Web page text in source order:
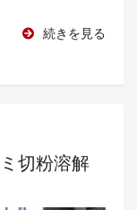
続きを見る
切粉溶解